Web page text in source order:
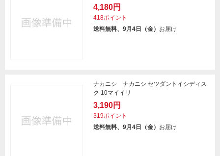
4,180円
418ポイント
送料無料、9月4日（金） お届け
ナカニシ ナカニシ セツダントイシディス
ク 10マイイリ
3,190円
319ポイント
送料無料、9月4日（金） お届け